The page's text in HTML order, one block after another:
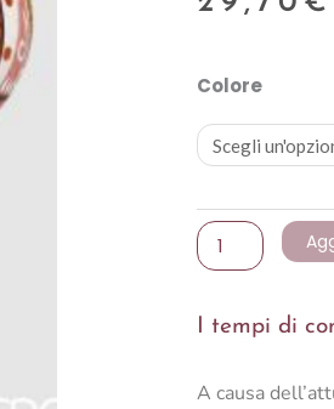
Colore
PALLA
SICILY
quantità
I tempi di
A causa